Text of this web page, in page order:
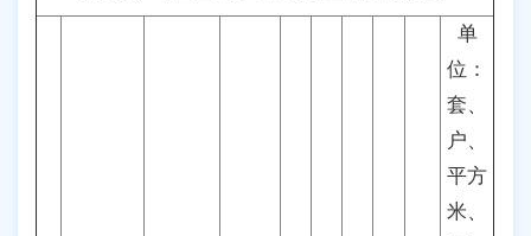
单
位：
套、
户、
平方
米、